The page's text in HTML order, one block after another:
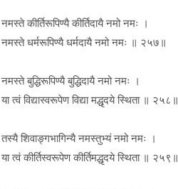
नमस्ते कीर्तिरूपिण्यै कीर्तिदायै नमो नमः ।
नमस्ते धर्मरूपिण्यै धर्मदायै नमो नमः ॥ २५७॥
नमस्ते बुद्धिरूपिण्यै बुद्धिदायै नमो नमः ।
या त्वं विद्यास्वरूपेण विद्या मद्धृदये स्थिता ॥ २५८॥
तस्यै शिवाङ्गभागिन्यै नमस्तुभ्यं नमो नमः ।
या त्वं कीर्तिस्वरूपेण कीर्तिमद्धृदये स्थिता ॥ २५९॥